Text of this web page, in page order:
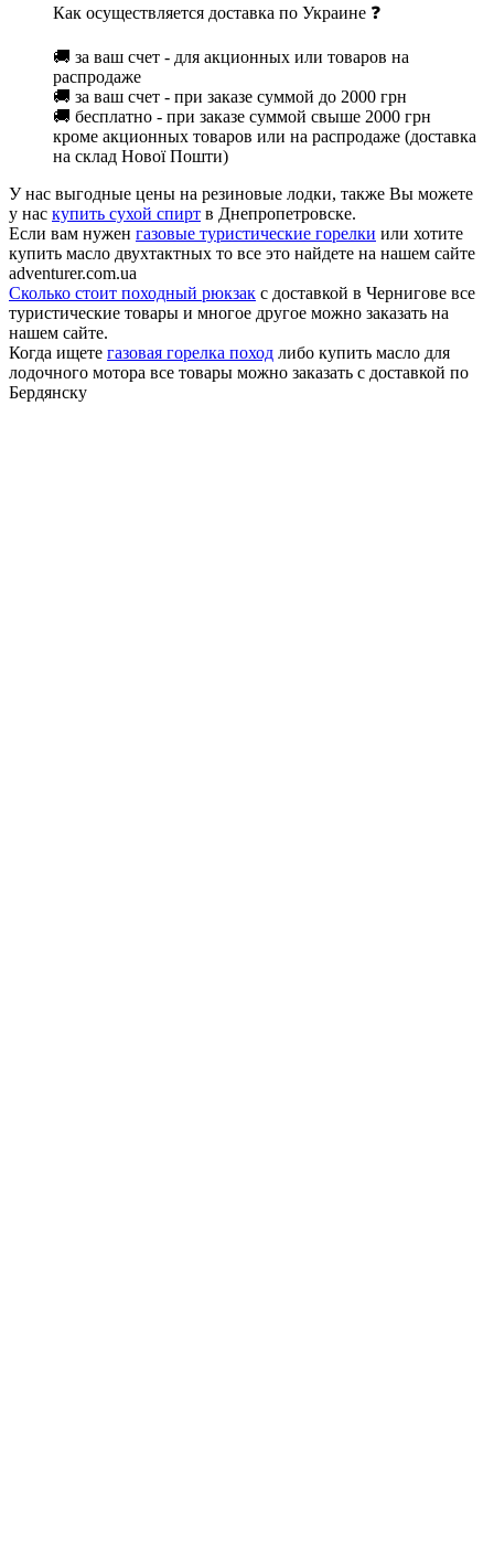
Как осуществляется доставка по Украине ❓
🚚 за ваш счет - для акционных или товаров на
распродаже
🚚 за ваш счет - при заказе суммой до 2000 грн
🚚 бесплатно - при заказе суммой свыше 2000 грн
кроме акционных товаров или на распродаже (доставка
на склад Нової Пошти)
У нас выгодные цены на резиновые лодки, также Вы можете
у нас купить сухой спирт в Днепропетровске.
Если вам нужен газовые туристические горелки или хотите
купить масло двухтактных то все это найдете на нашем сайте
adventurer.com.ua
Сколько стоит походный рюкзак с доставкой в Чернигове все
туристические товары и многое другое можно заказать на
нашем сайте.
Когда ищете газовая горелка поход либо купить масло для
лодочного мотора все товары можно заказать с доставкой по
Бердянску